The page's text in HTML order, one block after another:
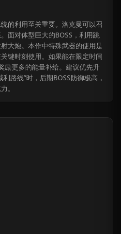
的利用至关重要。洛克曼可以召
面对体型巨大的BOSS，利用跳
大炮。本作中特殊武器的使用是
键时刻使用。如果能在限定时间
励更多的能量补给。建议优先升
路线”时，后期BOSS防御极高，
。